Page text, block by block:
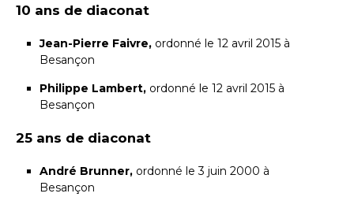
10 ans de diaconat
Jean-Pierre Faivre, ordonné le 12 avril 2015 à
Besançon
Philippe Lambert, ordonné le 12 avril 2015 à
Besançon
25 ans de diaconat
André Brunner, ordonné le 3 juin 2000 à
Besançon